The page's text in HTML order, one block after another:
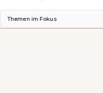
Themen im Fokus